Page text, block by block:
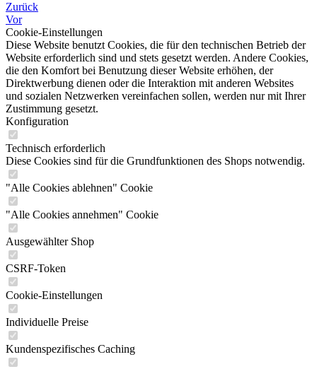
Zurück
Vor
Cookie-Einstellungen
Diese Website benutzt Cookies, die für den technischen Betrieb der
Website erforderlich sind und stets gesetzt werden. Andere Cookies,
die den Komfort bei Benutzung dieser Website erhöhen, der
Direktwerbung dienen oder die Interaktion mit anderen Websites
und sozialen Netzwerken vereinfachen sollen, werden nur mit Ihrer
Zustimmung gesetzt.
Konfiguration
Technisch erforderlich
Diese Cookies sind für die Grundfunktionen des Shops notwendig.
"Alle Cookies ablehnen" Cookie
"Alle Cookies annehmen" Cookie
Ausgewählter Shop
CSRF-Token
Cookie-Einstellungen
Individuelle Preise
Kundenspezifisches Caching